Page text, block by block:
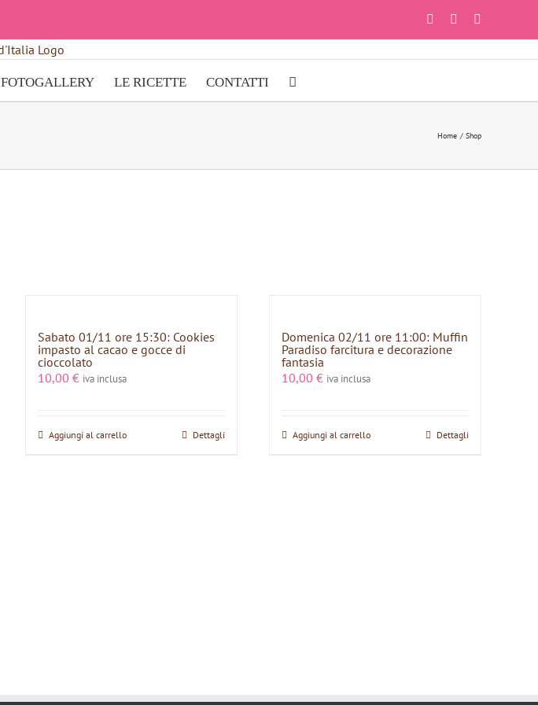
FacebookInstagram
FOTOGALLERY LE RICETTE CONTATTI
Home Shop
Sabato 01/11 ore 15:30: Cookies
impasto al cacao e gocce di
cioccolato
10,00 € iva inclusa
Aggiungi al carrello Dettagli
Domenica 02/11 ore 11:00: Muffin
Paradiso farcitura e decorazione
fantasia
10,00 € iva inclusa
Aggiungi al carrello Dettagli